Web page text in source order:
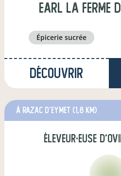
earl la ferme
épicerie sucrée
Découvrir
à razac d'eymet (1,8 km)
éleveur·euse